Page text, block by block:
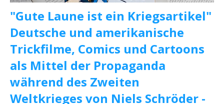
"Gute Laune ist ein Kriegsartikel"
Deutsche und amerikanische
Trickfilme, Comics und Cartoons
als Mittel der Propaganda
während des Zweiten
Weltkrieges von Niels Schröder -